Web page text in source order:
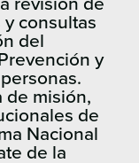
consultas
del
y
de misión,
de
Nacional
de la